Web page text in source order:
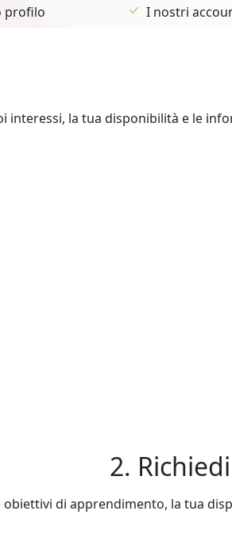
profilo I nostri
interessi, la tua disponibilità e le
2.
obiettivi di apprendimento, la tua